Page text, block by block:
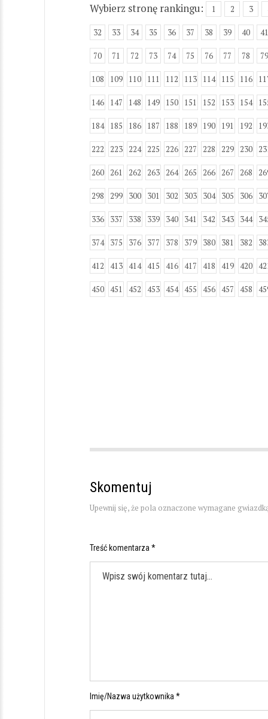
Wybierz stronę rankingu: 1 2 3
32 33 34 35 36 37 38 39 40 41
70 71 72 73 74 75 76 77 78 79
108 109 110 111 112 113 114 115 116
146 147 148 149 150 151 152 153 154
184 185 186 187 188 189 190 191 192
222 223 224 225 226 227 228 229 230
260 261 262 263 264 265 266 267 268
298 299 300 301 302 303 304 305 306
336 337 338 339 340 341 342 343 344
374 375 376 377 378 379 380 381 382
412 413 414 415 416 417 418 419 420
450 451 452 453 454 455 456 457 458
Skomentuj
Upewnij się, że pola oznaczone wymagane
Treść komentarza *
Imię/Nazwa użytkownika *